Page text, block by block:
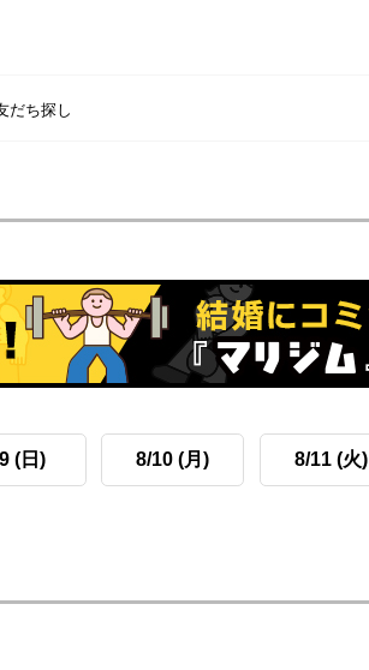
だち探し
(日) 8/10 (月) 8/11 (火)